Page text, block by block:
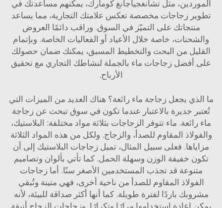
مثل تشانغجياجانغ كومارك، يمكنهم مساعدتك في
زجاجات مخصصة تعكس علامتك التجارية، مما يساعد
منتجاتك على التميّز في السوق. وراقب دائمًا العروض
خاصة خلال الأعياد أو الفعاليات الخاصة. وبإتمام
من البحث والتخطيط المسبق، يمكنك ضمان حصولك
أفضل زجاجات ماء بالجملة لنشاطك التجاري مع تحقيق
الأرباح.
يجعل زجاجة ماء رائعة؟ هناك العديد من الميزات التي
جديرة بالاعتبار عندما تكون في سوق تبحث عن زجاجة
ماءتتوفر الزجاجات بثلاثة مواد مختلفة: البلاستيك،
المقاوم للصدأ، والزجاج. ولكل من هذه المواد الثلاثة
فعلى سبيل المثال، تميل زجاجات البلاستيك إلى أن
خفيفة الوزن وسهلة الحمل. كما تأتي بألوان وتصاميم
قد تجذب المستخدمين الأصغر سنًا. أما زجاجات
المقاوم للصدأ من ناحية أخرى، فهي متينة وتُبقي
باردًا لفترة طويلة. كما أنها أكثر صداقة للبيئة، لأنه